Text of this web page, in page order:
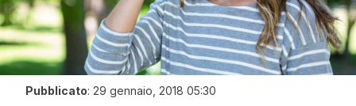
Pubblicato: 29 gennaio, 2018 05:30